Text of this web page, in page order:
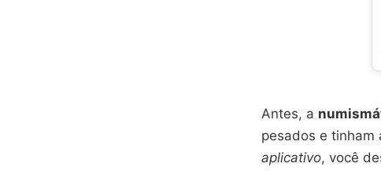
Antes, a
pesados e tinham
aplicativo, você